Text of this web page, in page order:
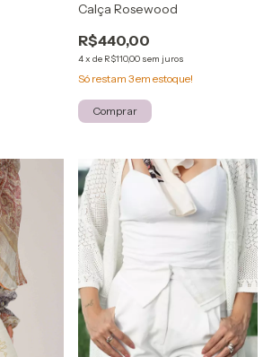
Calça Rosewood
R$440,00
4x de R$110,00 sem juros
Só restam 3em estoque!
Comprar